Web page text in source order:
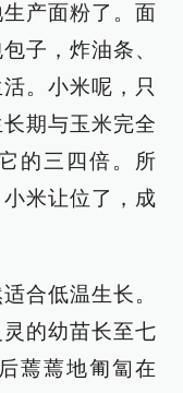
产面粉了。面
子，炸油条、
。小米呢，只
期与玉米完全
的三四倍。所
米让位了，成
合低温生长。
的幼苗长至七
蔫蔫地匍匐在